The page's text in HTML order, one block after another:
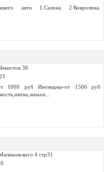
авто 1.Салона 2.Ковролина.
38
от 1000 руб Иномарки-от 1500 руб
4 стр31